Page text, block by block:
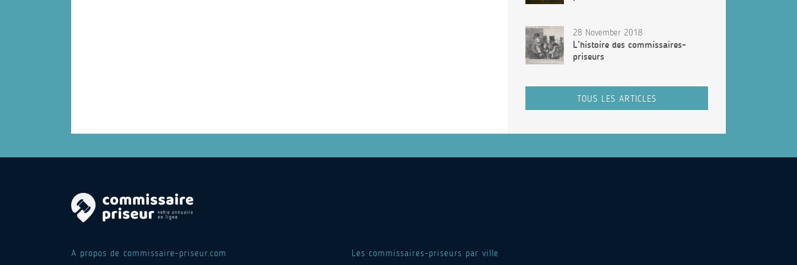
28 November 2018
L’histoire des commissaires-
priseurs
TOUS LES ARTICLES
A propos de commissaire-priseur.com Les commissaires-priseurs par ville